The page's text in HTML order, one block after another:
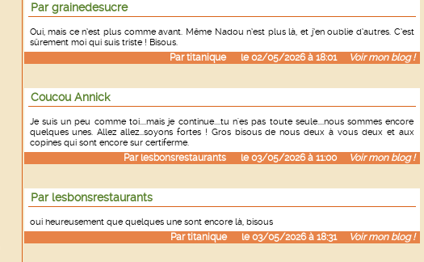
Par grainedesucre
Oui, mais ce n’est plus comme avant. Même Nadou n’est plus là, et j’en oublie d’autres. C’est
sûrement moi qui suis triste ! Bisous.
Partitaniquele 02/05/2026 à 18:01 Voir mon blog !
Coucou Annick
Je suis un peu comme toi....mais je continue....tu n'es pas toute seule....nous sommes encore
quelques unes. Allez allez...soyons fortes ! Gros bisous de nous deux à vous deux et aux
copines qui sont encore sur certiferme.
Par lesbonsrestaurantsle 03/05/2026 à 11:00 Voir mon blog !
Par lesbonsrestaurants
oui heureusement que quelques une sont encore là, bisous
Partitaniquele 03/05/2026 à 18:31 Voir mon blog !